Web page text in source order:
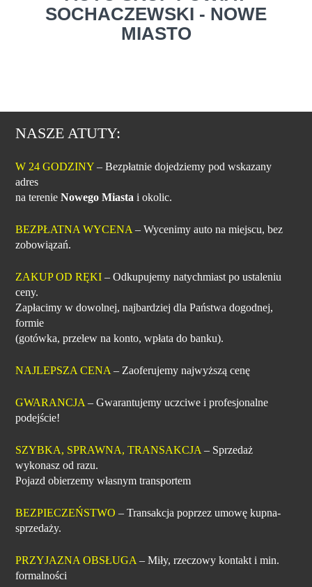
SOCHACZEWSKI - NOWE
MIASTO
NASZE ATUTY:
W 24 GODZINY – Bezpłatnie dojedziemy pod wskazany
adres
na terenieNowego Miasta i okolic.
BEZPŁATNA WYCENA – Wycenimy auto na miejscu, bez
zobowiązań.
ZAKUP OD RĘKI – Odkupujemy natychmiast po ustaleniu
ceny.
Zapłacimy w dowolnej, najbardziej dla Państwa dogodnej,
formie
(gotówka, przelew na konto, wpłata do banku).
NAJLEPSZA CENA – Zaoferujemy najwyższą cenę
GWARANCJA – Gwarantujemy uczciwe i profesjonalne
podejście!
SZYBKA, SPRAWNA, TRANSAKCJA – Sprzedaż
wykonasz od razu.
Pojazd obierzemy własnym transportem
BEZPIECZEŃSTWO – Transakcja poprzez umowę kupna-
sprzedaży.
PRZYJAZNA OBSŁUGA – Miły, rzeczowy kontakt i min.
formalności